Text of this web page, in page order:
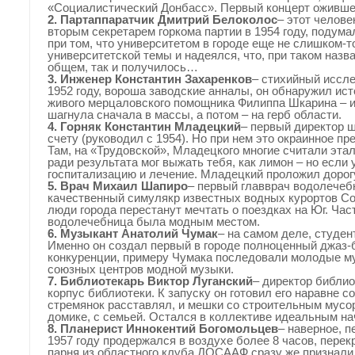
«Социалистический Донбасс». Первый концерт
2. Партаппаратчик Дмитрий Белоколос– этот
вторым секретарем горкома партии в 1954 году,
при том, что университетом в городе еще не
университетской темы и надеялся, что, при таком
общем, так и получилось…
3. Инженер Константин Захаренков– стихийный
1952 году, вороша заводские анналы, он обнаружил
живого мерцаловского помощника Филиппа Шкарина
шагнула сначала в массы, а потом – на герб области.
4. Горняк Константин Младецкий– первый директор
счету (руководил с 1954). Но при нем это окраинное
Там, на «Трудовской», Младецкого многие считали
ради результата мог выжать тебя, как лимон – но
госпитализацию и лечение. Младецкий проложил
5. Врач Михаил Шапиро– первый главврач
качественный симулякр известных водных курортов
люди города перестанут мечтать о поездках на Юг.
водолечебница была модным местом.
6. Музыкант Анатолий Чумак– на самом деле,
Именно он создал первый в городе полноценный
конкуренции, примеру Чумака последовали молодые
союзных центров модной музыки.
7. Библиотекарь Виктор Луганский– директор
корпус библиотеки. К запуску он готовил его
стремянок расставлял, и мешки со строительным
домике, с семьей. Остался в коллективе идеальным
8. Планерист Иннокентий Богомольцев– наверное,
1957 году продержался в воздухе более 8 часов,